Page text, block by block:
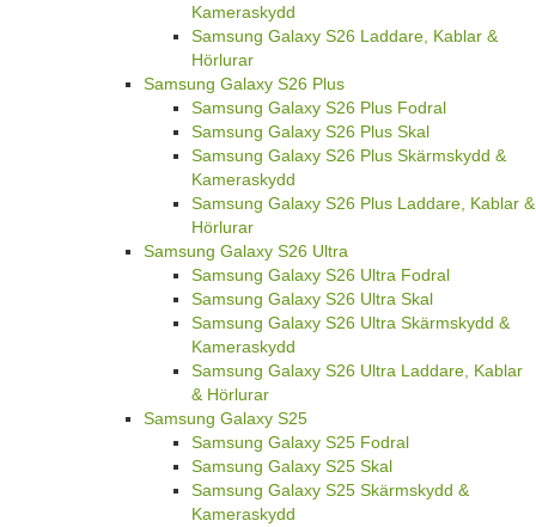
Kameraskydd
Samsung Galaxy S26 Laddare, Kablar &
Hörlurar
Samsung Galaxy S26 Plus
Samsung Galaxy S26 Plus Fodral
Samsung Galaxy S26 Plus Skal
Samsung Galaxy S26 Plus Skärmskydd &
Kameraskydd
Samsung Galaxy S26 Plus Laddare, Kablar &
Hörlurar
Samsung Galaxy S26 Ultra
Samsung Galaxy S26 Ultra Fodral
Samsung Galaxy S26 Ultra Skal
Samsung Galaxy S26 Ultra Skärmskydd &
Kameraskydd
Samsung Galaxy S26 Ultra Laddare, Kablar
& Hörlurar
Samsung Galaxy S25
Samsung Galaxy S25 Fodral
Samsung Galaxy S25 Skal
Samsung Galaxy S25 Skärmskydd &
Kameraskydd